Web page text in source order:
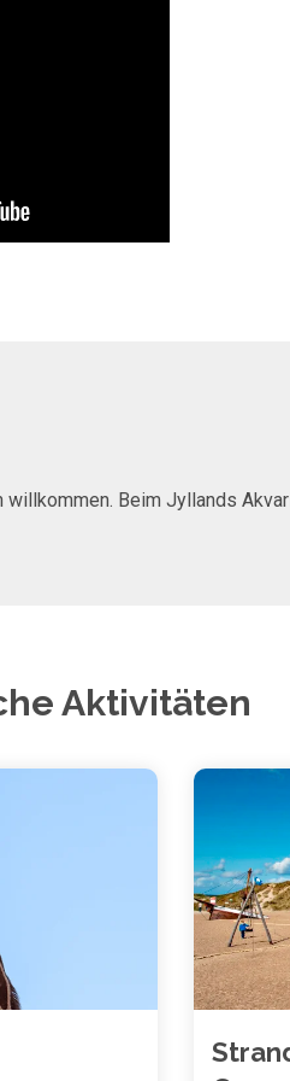
willkommen. Beim Jyllands
Aktivitäten